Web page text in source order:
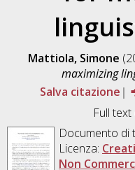
Mattiola, Simone
maximizing
Salva citazione
Full
Documento di
Licenza:
Non